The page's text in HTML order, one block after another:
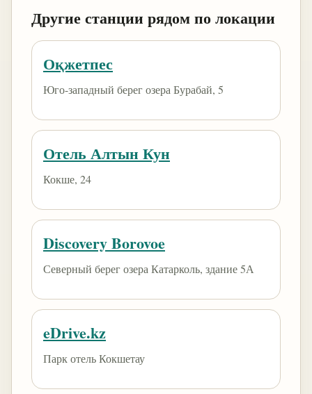
Другие станции рядом по локации
Оқжетпес
Юго-западный берег озера Бурабай, 5
Отель Алтын Кун
Кокше, 24
Discovery Borovoe
Северный берег озера Катарколь, здание 5А
eDrive.kz
Парк отель Кокшетау